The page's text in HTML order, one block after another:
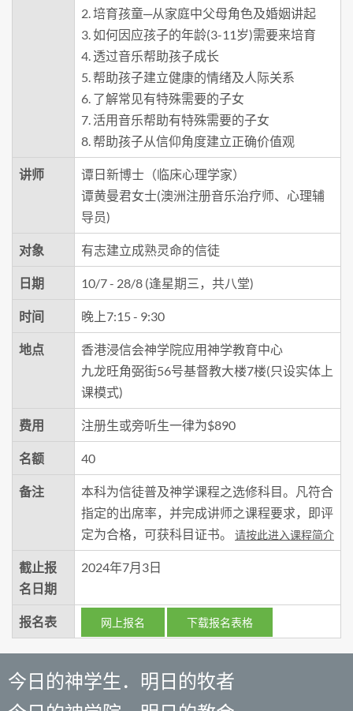
2. 培育孩童─从家庭中父母角色及婚姻讲起
3. 如何因应孩子的年龄(3-11岁)需要来培育
4. 透过音乐帮助孩子成长
5. 帮助孩子建立健康的情绪及人际关系
6. 了解常见有特殊需要的子女
7. 活用音乐帮助有特殊需要的子女
8. 帮助孩子从信仰角度建立正确价值观
讲师
谭日新博士（临床心理学家）
谭黄曼君女士(澳洲注册音乐治疗师、心理辅
导员)
对象 有志建立成熟灵命的信徒
日期 10/7 - 28/8 (逢星期三，共八堂)
时间 晚上7:15 - 9:30
地点
香港浸信会神学院应用神学教育中心
九龙旺角弼街56号基督教大楼7楼(只设实体上
课模式)
费用 注册生或旁听生一律为$890
名额 40
备注
本科为信徒普及神学课程之选修科目。凡符合
指定的出席率，并完成讲师之课程要求，即评
定为合格，可获科目证书。 请按此进入课程简介
截止报
名日期
2024年7月3日
报名表 网上报名 下载报名表格
今日的神学生．明日的牧者